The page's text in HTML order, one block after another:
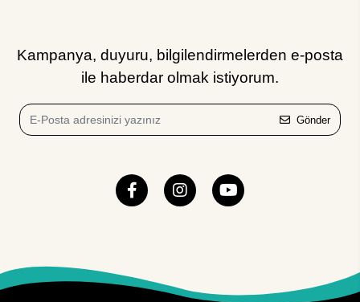
Kampanya, duyuru, bilgilendirmelerden e-posta
ile haberdar olmak istiyorum.
Gönder